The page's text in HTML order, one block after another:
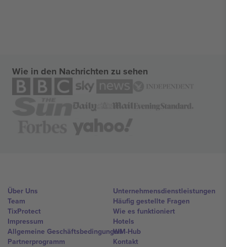
Wie in den Nachrichten zu sehen
Über Uns
Team
TixProtect
Impressum
Allgemeine Geschäftsbedingungen
Partnerprogramm
Unternehmensdienstleistungen
Häufig gestellte Fragen
Wie es funktioniert
Hotels
WM-Hub
Kontakt